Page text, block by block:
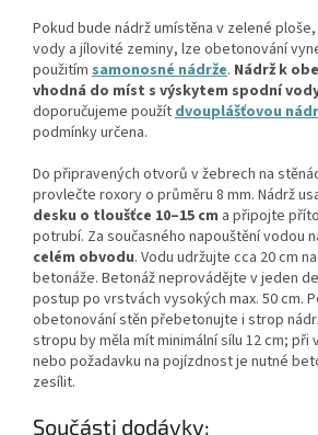
Pokud bude nádrž umístěna v zelené
vody a jílovité zeminy, lze obetonování
použitím samonosné nádrže. Nádrž k
vhodná do míst s výskytem spodní
doporučujeme použítdvouplášťovou
podmínky určena.
Do připravených otvorů v žebrech na
provlečte roxory o průměru 8 mm. Nádrž
desku o tloušťce 10–15 cm a připojte
potrubí. Za současného napouštění vodou
celém obvodu. Vodu udržujte cca 20 cm
betonáže. Betonáž neprovádějte v jeden
postup po vrstvách vysokých max. 50 cm.
obetonování stěn přebetonujte i strop
stropu by měla mít minimální sílu 12 cm; při
nebo požadavku na pojízdnost je nutné
zesílit.
Součásti dodávky: